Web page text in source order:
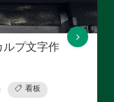
プ文字作
看板